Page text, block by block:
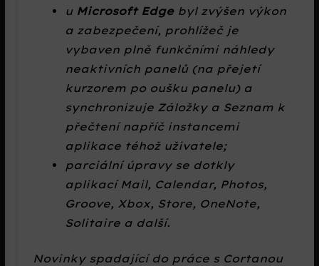
u Microsoft Edgebyl zvýšen výkon
a zabezpečení, prohlížeč je
vybaven plně funkčními náhledy
neaktivních panelů (na přejetí
kurzorem po oušku panelu) a
synchronizuje Záložkya Seznam k
přečtení napříč instancemi
aplikace téhož uživatele;
parciální úpravy se dotkly
aplikací Mail, Calendar, Photos,
Groove, Xbox, Store, OneNote,
Solitaire a další.
Novinky spadající do práce s Cortanou